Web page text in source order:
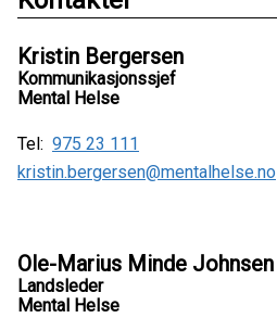
Kristin Bergersen
Kommunikasjonssjef
Mental Helse
Tel: 975 23 111
kristin.bergersen@mentalhelse.no
Ole-Marius Minde Johnsen
Landsleder
Mental Helse